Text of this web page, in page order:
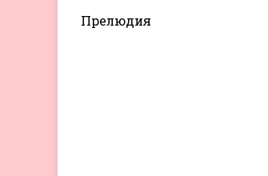
Прелюдия